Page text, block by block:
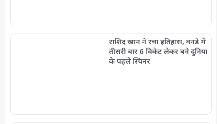
राशिद खान ने रचा इतिहास, वनडे में
तीसरी बार 6 विकेट लेकर बने दुनिया
के पहले स्पिनर